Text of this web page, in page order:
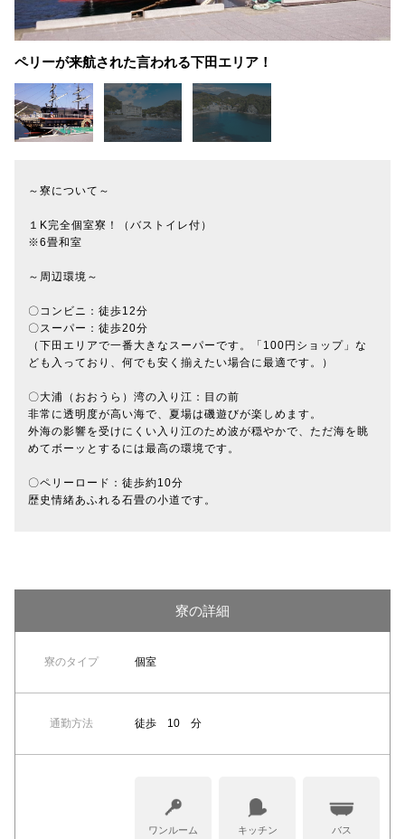
ペリーが来航された言われる下田エリア！
～寮について～
１K完全個室寮！（バストイレ付）
※6畳和室
～周辺環境～
〇コンビニ：徒歩12分
〇スーパー：徒歩20分
（下田エリアで一番大きなスーパーです。「100円ショップ」な
ども入っており、何でも安く揃えたい場合に最適です。）
〇大浦（おおうら）湾の入り江：目の前
非常に透明度が高い海で、夏場は磯遊びが楽しめます。
外海の影響を受けにくい入り江のため波が穏やかで、ただ海を眺
めてボーッとするには最高の環境です。
〇ペリーロード：徒歩約10分
歴史情緒あふれる石畳の小道です。
寮の詳細
寮のタイプ 個室
通勤方法 徒歩 10 分
ワンルーム キッチン バス